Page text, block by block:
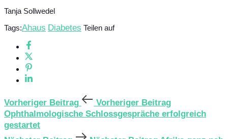
Tanja Sollwedel
Tags:Ahaus Diabetes Teilen auf
Vorheriger Beitrag
Vorheriger Beitrag
Ophthalmologische Schlossgespräche erfolgreich
gestartet